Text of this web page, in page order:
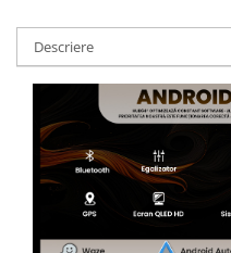
Descriere